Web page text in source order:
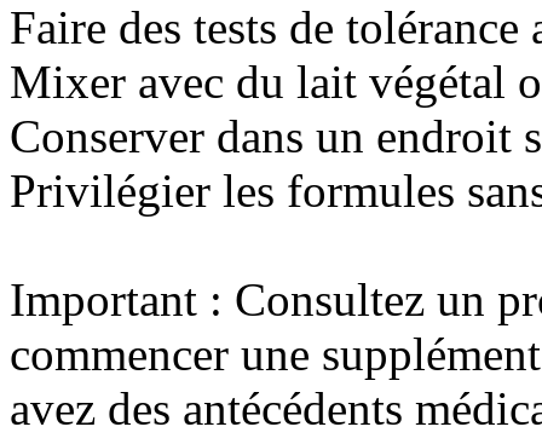
Faire des tests de tolérance
Mixer avec du lait végétal
Conserver dans un endroit
Privilégier les formules
Important : Consultez un
commencer une
avez des antécédents